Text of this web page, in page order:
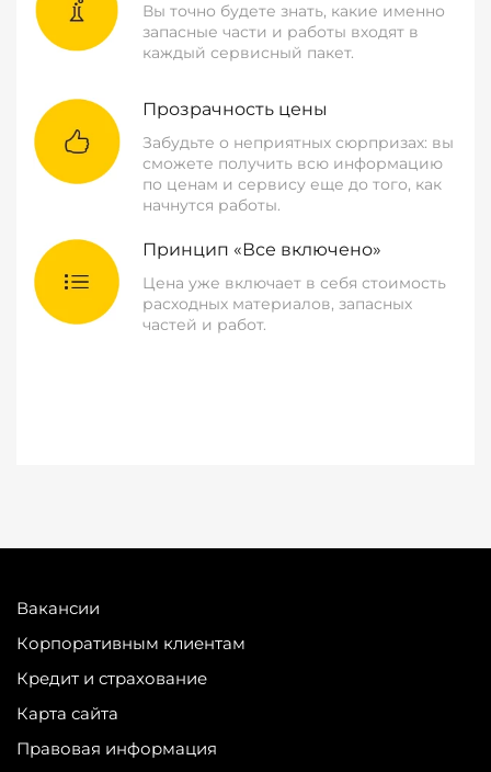
Вы точно будете знать, какие именно
запасные части и работы входят в
каждый сервисный пакет.
Прозрачность цены
Забудьте о неприятных сюрпризах: вы
сможете получить всю информацию
по ценам и сервису еще до того, как
начнутся работы.
Принцип «Все включено»
Цена уже включает в себя стоимость
расходных материалов, запасных
частей и работ.
Вакансии
Корпоративным клиентам
Кредит и страхование
Карта сайта
Правовая информация